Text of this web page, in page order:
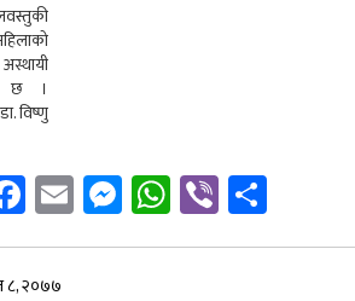
छ ।
विष्णु
साढे
५
Facebook
EmailMessenger
WhatsApp
Viber
८, २०७७